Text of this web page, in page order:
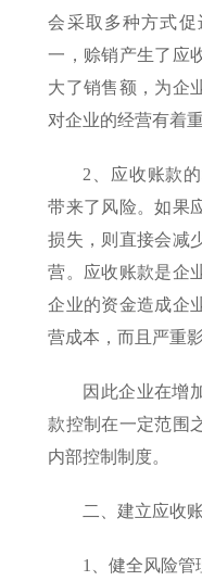
会采取多种方式
一，赊销产生了应
大了销售额，为企
对企业的经营有着
2、应收账款
带来了风险。如果
损失，则直接会减
营。应收账款是企
企业的资金造成企
营成本 ，而且严重
因此企业在增
款控制在一定范围
内部控制制度。
二、建立应收
1、健全风险管